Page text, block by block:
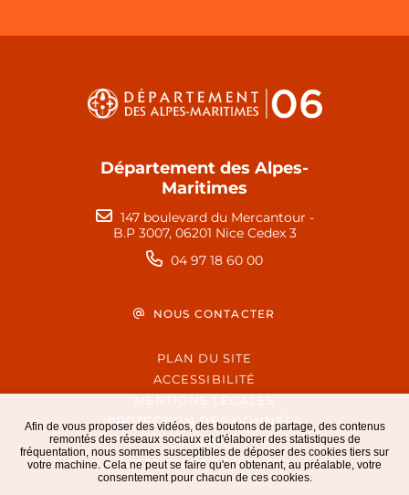
Afin de vous proposer des vidéos, des boutons de partage, des contenus
remontés des réseaux sociaux et d'élaborer des statistiques de
fréquentation, nous sommes susceptibles de déposer des cookies tiers sur
votre machine. Cela ne peut se faire qu'en obtenant, au préalable, votre
consentement pour chacun de ces cookies.
Département des Alpes-
Maritimes
147 boulevard du Mercantour -
B.P 3007, 06201 Nice Cedex 3
04 97 18 60 00
NOUS CONTACTER
PLAN DU SITE
ACCESSIBILITÉ
MENTIONS LÉGALES
PROTECTION DES DONNÉES
EXTRANET
GESTION DES COOKIES